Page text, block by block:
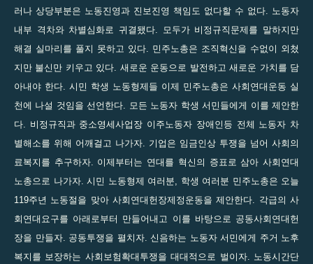
러나 상당부분은 노동진영과 진보진영 책임도 없다할 수 없다. 노동자
내부 격차와 차별심화로 귀결됐다. 모두가 비정규직문제를 말하지만
해결 실마리를 풀지 못하고 있다. 민주노총은 조직혁신을 수없이 외쳤
지만 불신만 키우고 있다. 새로운 운동으로 발전하고 새로운 가치를 담
아내야 한다. 시민 학생 노동형제들 이제 민주노총은 사회연대운동 실
천에 나설 것임을 선언한다. 모든 노동자 학생 서민들에게 이를 제안한
다. 비정규직과 중소영세사업장 이주노동자 장애인등 전체 노동자 차
별해소를 위해 어깨걸고 나가자. 기업은 임금인상 투쟁을 넘어 사회의
료복지를 추구하자. 이제부터는 연대를 혁신의 증표로 삼아 사회연대
노총으로 나가자. 시민 노동형제 여러분, 학생 여러분 민주노총은 오늘
119주년 노동절을 맞아 사회연대헌장제정운동을 제안한다. 각급의 사
회연대요구를 아래로부터 만들어내고 이를 바탕으로 공동사회연대헌
장을 만들자. 공동투쟁을 펼치자. 신음하는 노동자 서민에게 주거 노후
복지를 보장하는 사회보험확대투쟁을 대대적으로 벌이자. 노동시간단